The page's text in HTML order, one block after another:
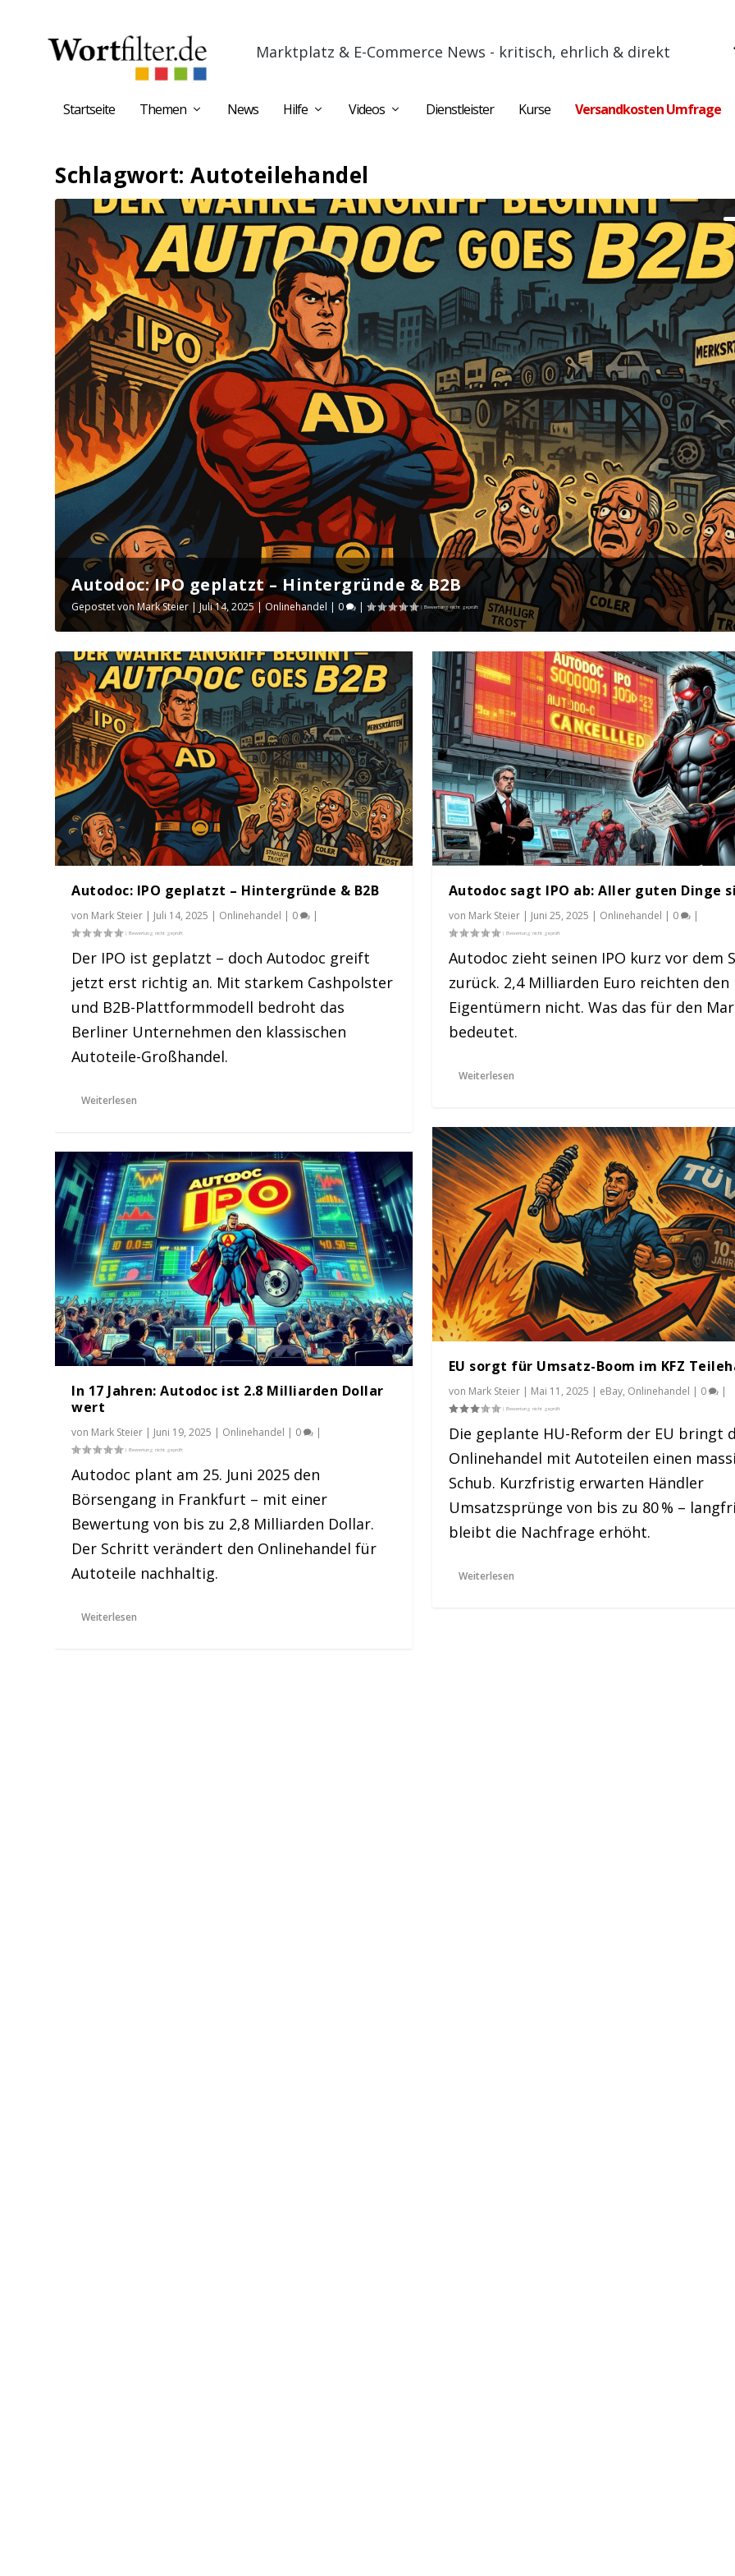
Marktplatz & E-Commerce News - kritisch, ehrlich & direkt
Startseite Themen News Hilfe Videos Dienstleister Kurse Versandkosten Umfrage
Schlagwort:Autoteilehandel
Autodoc: IPO geplatzt – Hintergründe & B2B
Gepostet vonMark Steier |Juli 14, 2025|Onlinehandel | 0 |
Autodoc sagt IPO ab: Aller guten Dinge sind 3
Gepostet vonMark Steier|Juni 25, 2025 |Onlinehandel| 0
In 17 Jahren: Autodoc ist 2.8 Milliarden Dollar we...
Gepostet vonMark Steier|Juni 19, 2025 |Onlinehandel| 0
EU sorgt für Umsatz-Boom im KFZ Teilehandel
Gepostet vonMark Steier|Mai 11, 2025 |eBay,Onlinehandel
Autodoc: IPO geplatzt – Hintergründe & B2B
von Mark Steier | Juli 14, 2025 | Onlinehandel | 0 |
Der IPO ist geplatzt – doch Autodoc greift
jetzt erst richtig an. Mit starkem Cashpolster
und B2B-Plattformmodell bedroht das
Berliner Unternehmen den klassischen
Autoteile-Großhandel.
Weiterlesen
In 17 Jahren: Autodoc ist 2.8 Milliarden Dollar
wert
von Mark Steier | Juni 19, 2025 | Onlinehandel | 0 |
Autodoc plant am 25. Juni 2025 den
Börsengang in Frankfurt – mit einer
Bewertung von bis zu 2,8 Milliarden Dollar.
Der Schritt verändert den Onlinehandel für
Autoteile nachhaltig.
Weiterlesen
Autodoc sagt IPO ab: Aller guten Dinge
von Mark Steier| Juni 25, 2025 | Onlinehandel | 0 |
Autodoc zieht seinen IPO kurz vor dem
zurück. 2,4 Milliarden Euro reichten den
Eigentümern nicht. Was das für den
bedeutet.
Weiterlesen
EU sorgt für Umsatz-Boom im KFZ
von Mark Steier| Mai 11, 2025 | eBay, Onlinehandel | 0 |
Die geplante HU-Reform der EU bringt
Onlinehandel mit Autoteilen einen
Schub. Kurzfristig erwarten Händler
Umsatzsprünge von bis zu 80 % –
bleibt die Nachfrage erhöht.
Weiterlesen